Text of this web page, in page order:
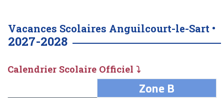
Vacances Scolaires Anguilcourt-le-Sart •
2027-2028
Calendrier Scolaire Officiel ⤵
Zone B